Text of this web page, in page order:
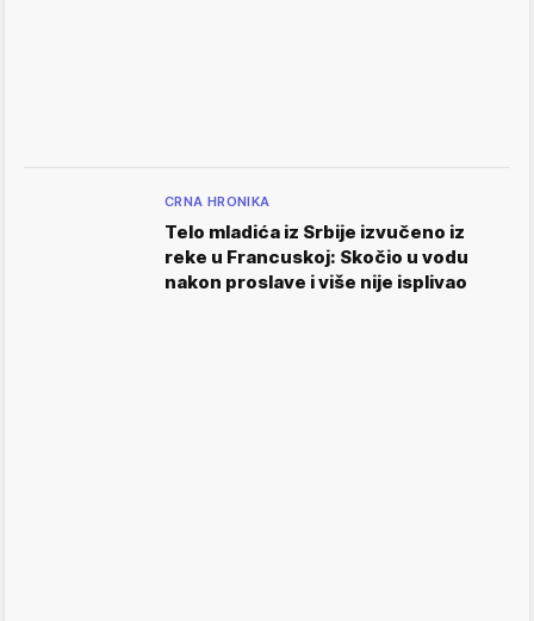
CRNA HRONIKA
Telo mladića iz Srbije izvučeno iz
reke u Francuskoj: Skočio u vodu
nakon proslave i više nije isplivao